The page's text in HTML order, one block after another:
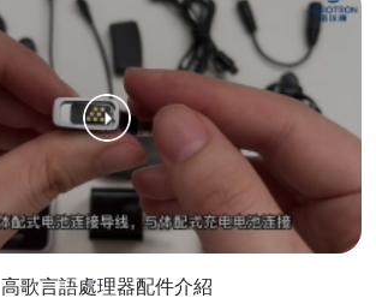
高歌言語處理器配件介紹